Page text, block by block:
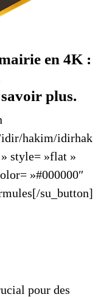
en 4K :
plus.
hakim/idirhak
style= »flat »
»#000000″
su_button]
pour des